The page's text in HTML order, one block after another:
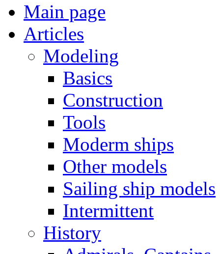
Main page
Articles
Modeling
Basics
Construction
Tools
Moderm ships
Other models
Sailing ship models
Intermittent
History